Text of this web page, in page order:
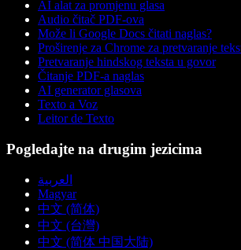
AI alat za promjenu glasa
Audio čitač PDF-ova
Može li Google Docs čitati naglas?
Proširenje za Chrome za pretvaranje
Pretvaranje hindskog teksta u govor
Čitanje PDF-a naglas
AI generator glasova
Texto a Voz
Leitor de Texto
Pogledajte na drugim jezicima
العربية
Magyar
中文 (简体)
中文 (台灣)
中文 (简体 中国大陆)